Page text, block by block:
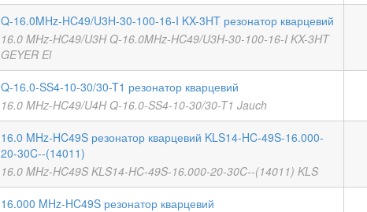
Q-16.0MHz-HC49/U3H-30-100-16-I KX-3HT резонатор кварцевий
16.0 MHz-HC49/U3H Q-16.0MHz-HC49/U3H-30-100-16-I KX-3HT
GEYER El
Q-16.0-SS4-10-30/30-T1 резонатор кварцевий
16.0 MHz-HC49/U4H Q-16.0-SS4-10-30/30-T1 Jauch
16.0 MHz-HC49S резонатор кварцевий KLS14-HC-49S-16.000-
20-30C--(14011)
16.0 MHz-HC49S KLS14-HC-49S-16.000-20-30C--(14011) KLS
16.000 MHz-HC49S резонатор кварцевий